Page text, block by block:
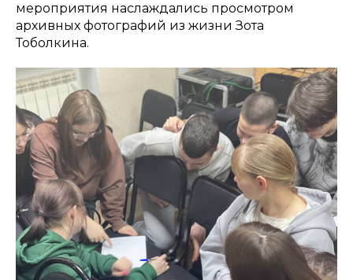
мероприятия наслаждались просмотром
архивных фотографий из жизни Зота
Тоболкина.